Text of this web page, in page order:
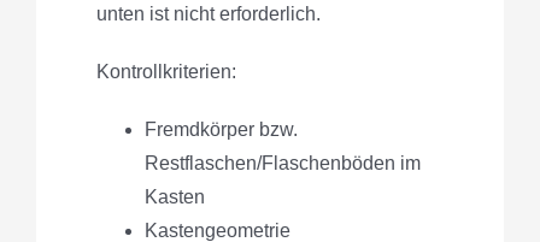
unten ist nicht erforderlich.
Kontrollkriterien:
Fremdkörper bzw.
Restflaschen/Flaschenböden im
Kasten
Kastengeometrie